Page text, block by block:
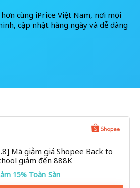
cùng iPrice Việt Nam, nơi mọi
cập nhật hàng ngày và dễ dàng
Mã giảm giá Shopee Back to
giảm đến 888K
15% Toàn Sàn